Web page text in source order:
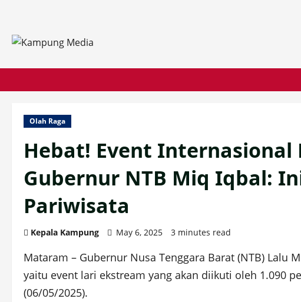
content
Olah Raga
Hebat! Event Internasional
Gubernur NTB Miq Iqbal:
Pariwisata
Kepala Kampung May 6, 2025 3 minutes read
Mataram – Gubernur Nusa Tenggara Barat (NTB) Lalu
yaitu event lari ekstream yang akan diikuti oleh 1.090
(06/05/2025).